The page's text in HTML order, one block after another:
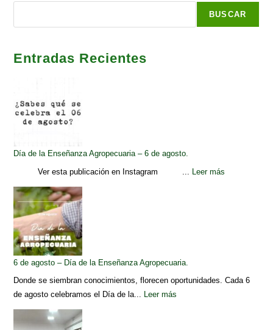
BUSCAR
Entradas Recientes
Día de la Enseñanza Agropecuaria – 6 de agosto.
Ver esta publicación en Instagram ... Leer más
6 de agosto – Día de la Enseñanza Agropecuaria.
Donde se siembran conocimientos, florecen oportunidades. Cada 6
de agosto celebramos el Día de la... Leer más